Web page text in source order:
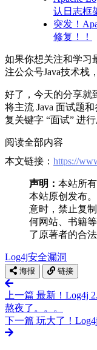
认日志框
突发！
修复！！
如果你想关注和学习
注公众号Java技术栈
好了，今天的分享就
将主流 Java 面试题
复关键字 “面试” 进行
阅读全部内容
本文链接： https://
声明： 本站所
本站原创发布
意时，禁止复
何网站、书籍
了原著者的合
Log4j安全漏洞
海报 链接
上一篇 最新！Log4j
熬夜了。。。
下一篇 玩大了！